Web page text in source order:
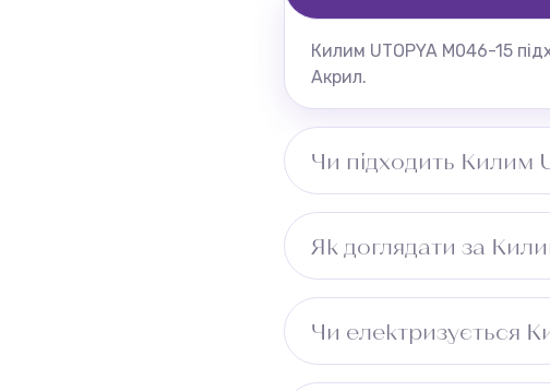
Килим UTOPYA M046-15
Акрил.
Чи підходить Килим
використанні.
Як доглядати за
Чи електризується